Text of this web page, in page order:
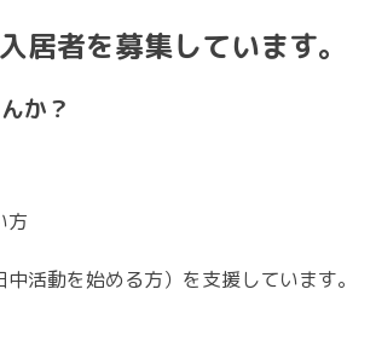
居者を募集しています。
か？
方
活動を始める方）を支援しています。